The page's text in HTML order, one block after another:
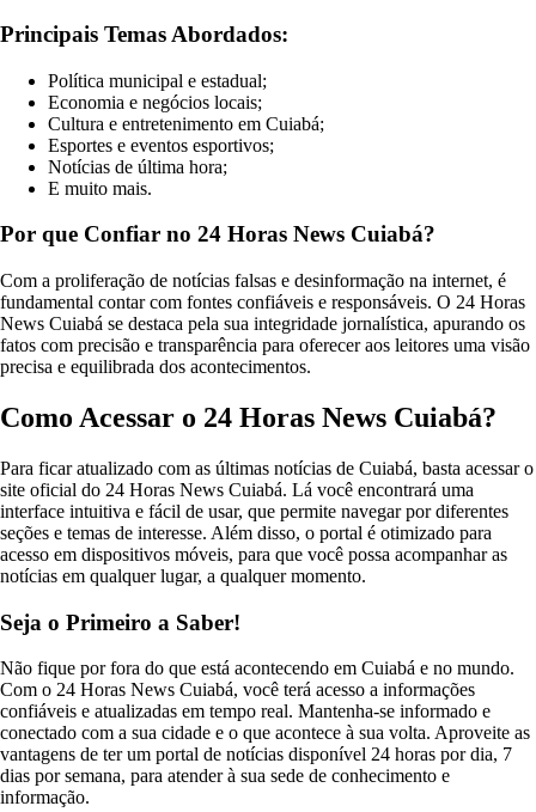
Principais Temas Abordados:
Política municipal e estadual;
Economia e negócios locais;
Cultura e entretenimento em Cuiabá;
Esportes e eventos esportivos;
Notícias de última hora;
E muito mais.
Por que Confiar no 24 Horas News Cuiabá?
Com a proliferação de notícias falsas e desinformação na internet, é
fundamental contar com fontes confiáveis e responsáveis. O 24 Horas
News Cuiabá se destaca pela sua integridade jornalística, apurando os
fatos com precisão e transparência para oferecer aos leitores uma visão
precisa e equilibrada dos acontecimentos.
Como Acessar o 24 Horas News Cuiabá?
Para ficar atualizado com as últimas notícias de Cuiabá, basta acessar o
site oficial do 24 Horas News Cuiabá. Lá você encontrará uma
interface intuitiva e fácil de usar, que permite navegar por diferentes
seções e temas de interesse. Além disso, o portal é otimizado para
acesso em dispositivos móveis, para que você possa acompanhar as
notícias em qualquer lugar, a qualquer momento.
Seja o Primeiro a Saber!
Não fique por fora do que está acontecendo em Cuiabá e no mundo.
Com o 24 Horas News Cuiabá, você terá acesso a informações
confiáveis e atualizadas em tempo real. Mantenha-se informado e
conectado com a sua cidade e o que acontece à sua volta. Aproveite as
vantagens de ter um portal de notícias disponível 24 horas por dia, 7
dias por semana, para atender à sua sede de conhecimento e
informação.